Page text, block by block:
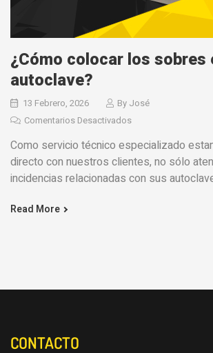
¿Cómo colocar los sobres
autoclave?
13 Febrero, 2026 By José
Comentarios Desactivados
Como servicio técnico especializado
directo con nuestros clientes, no sólo
incidencias relacionadas con sus
Read More
CONTACTO